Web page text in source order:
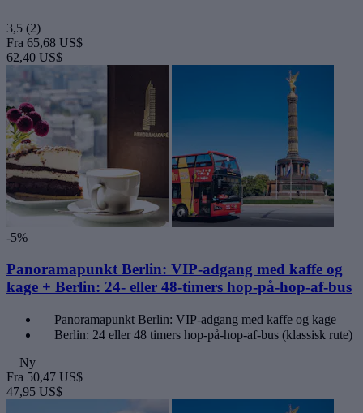
3,5 (2)
Fra 65,68 US$
62,40 US$
-5%
Panoramapunkt Berlin: VIP-adgang med kaffe og
kage + Berlin: 24- eller 48-timers hop-på-hop-af-bus
Panoramapunkt Berlin: VIP-adgang med kaffe og kage
Berlin: 24 eller 48 timers hop-på-hop-af-bus (klassisk rute)
Ny
Fra 50,47 US$
47,95 US$